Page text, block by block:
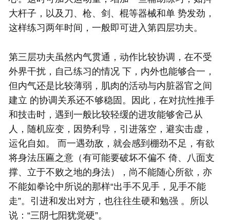
大杆子，以及刀、枪、剑、棍等器械和单 势发劲，
这样练习两年时间，一般即可进入第四层功夫。
第三层功夫虽然内气贯通，动作比较协调，在不受
外界干扰，自己练习的情况 下，内外也能够合一，
但内气还是比较薄弱，肌肉的活动与内脏器官之间
建立 的协调关系还不够稳固。因此，在对抗性推手
和技击时，遇到一般比较轻缓的进攻能够舍己从
人，随机应变，因势利导，引进落空，避实击虚，
运化自如。 而一遇劲敌，就会感到棚劲不足，有欲
将身法压匾之意（有可能要破坏不偏不 倚、八面支
撑、立于不败之地的身法），尚不能随心所欲，亦
不能如拳论中所说的那样“出手不见手，见手不能
走”。引进和发出对方，也往往生硬和勉强 。所以
说：“三阴七阳犹觉硬”。